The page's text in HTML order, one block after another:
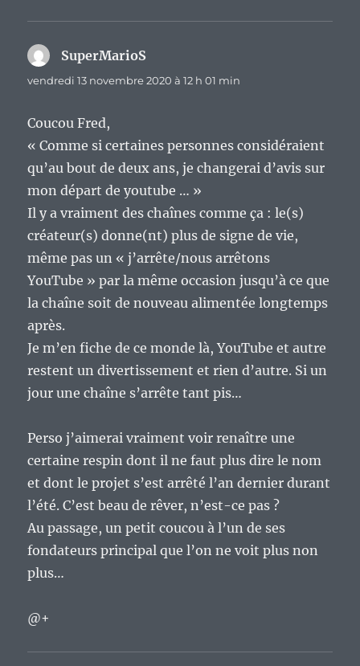
SuperMarioS
vendredi 13 novembre 2020 à 12 h 01 min
Coucou Fred,
« Comme si certaines personnes considéraient
qu’au bout de deux ans, je changerai d’avis sur
mon départ de youtube … »
Il y a vraiment des chaînes comme ça : le(s)
créateur(s) donne(nt) plus de signe de vie,
même pas un « j’arrête/nous arrêtons
YouTube » par la même occasion jusqu’à ce que
la chaîne soit de nouveau alimentée longtemps
après.
Je m’en fiche de ce monde là, YouTube et autre
restent un divertissement et rien d’autre. Si un
jour une chaîne s’arrête tant pis…
Perso j’aimerai vraiment voir renaître une
certaine respin dont il ne faut plus dire le nom
et dont le projet s’est arrêté l’an dernier durant
l’été. C’est beau de rêver, n’est-ce pas ?
Au passage, un petit coucou à l’un de ses
fondateurs principal que l’on ne voit plus non
plus…
@+